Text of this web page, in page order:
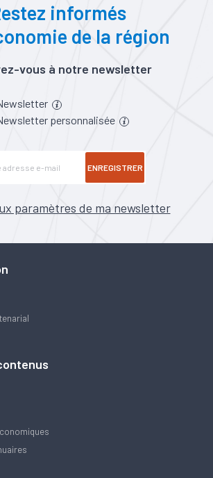
informés
de la région
vous à notre newsletter
personnalisée
ENREGISTRER
paramètres de ma newsletter